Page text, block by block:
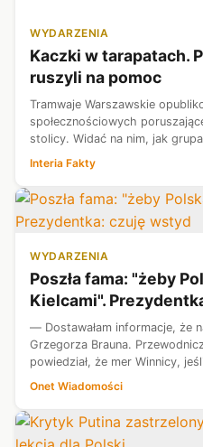
WYDARZENIA
Kaczki w tarapatach.
ruszyli na pomoc
Tramwaje Warszawskie
społecznościowych
stolicy. Widać na nim, jak
zaangażowano również policję,
Interia Fakty
WYDARZENIA
Poszła fama: "żeby
Kielcami".
— Dostawałam informacje, że
Grzegorza Brauna.
powiedział, że mer Winnicy,
zlinczowany — mówi Onetowi
Onet Wiadomości